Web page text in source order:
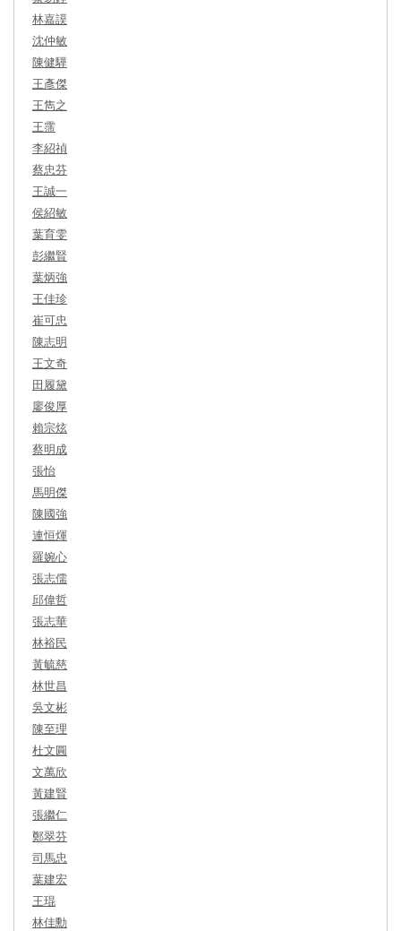
林嘉謨
沈仲敏
陳健驊
王彥傑
王雋之
王霈
李紹禎
蔡忠芬
王誠一
侯紹敏
葉育雯
彭繼賢
葉炳強
王佳珍
崔可忠
陳志明
王文奇
田履黛
廖俊厚
賴宗炫
蔡明成
張怡
馬明傑
陳國強
連恒煇
羅婉心
張志儒
邱偉哲
張志華
林裕民
黃毓慈
林世昌
吳文彬
陳至理
杜文圓
文萬欣
黃建賢
張繼仁
鄭翠芬
司馬忠
葉建宏
王琨
林佳勳